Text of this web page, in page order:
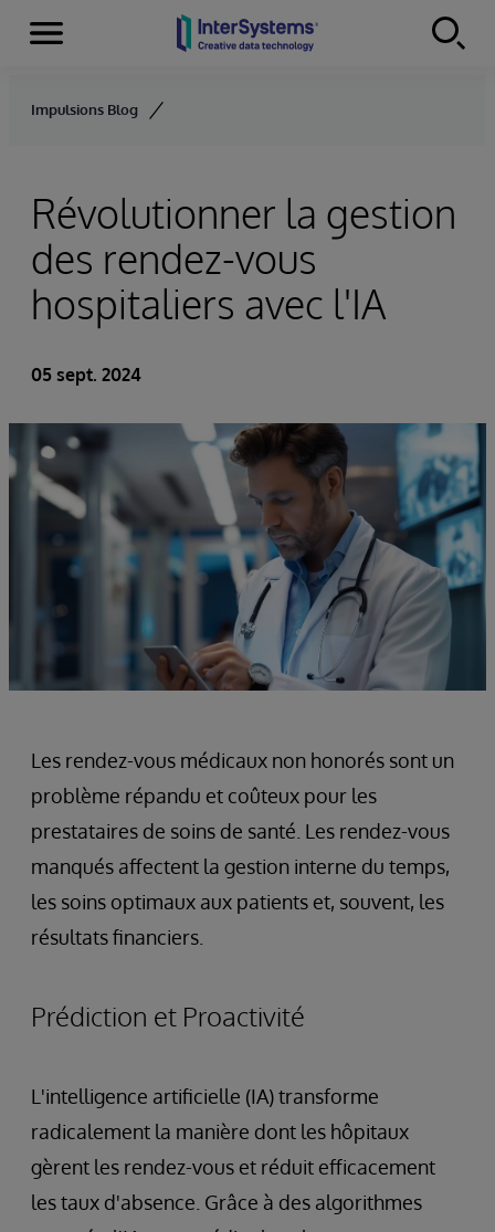
Skip to content
Menu
Impulsions Blog
Révolutionner la gestion
des rendez-vous
hospitaliers avec l'IA
05 sept. 2024
Les rendez-vous médicaux non honorés sont un
problème répandu et coûteux pour les
prestataires de soins de santé. Les rendez-vous
manqués affectent la gestion interne du temps,
les soins optimaux aux patients et, souvent, les
résultats financiers.
Prédiction et Proactivité
L'intelligence artificielle (IA) transforme
radicalement la manière dont les hôpitaux
gèrent les rendez-vous et réduit efficacement
les taux d'absence. Grâce à des algorithmes